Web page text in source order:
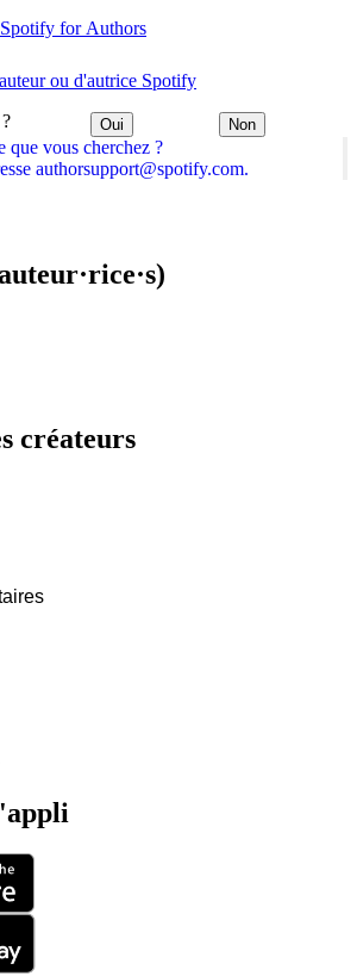
que vous cherchez ?
authorsupport@spotify.com.
for Authors
ou d'autrice Spotify
Oui Non
créateurs